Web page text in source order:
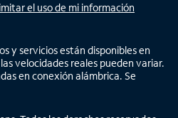
el uso de mi información
y servicios están disponibles en
velocidades reales pueden variar.
en conexión alámbrica. Se